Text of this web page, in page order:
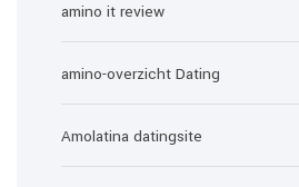
amino it review
amino-overzicht Dating
Amolatina datingsite